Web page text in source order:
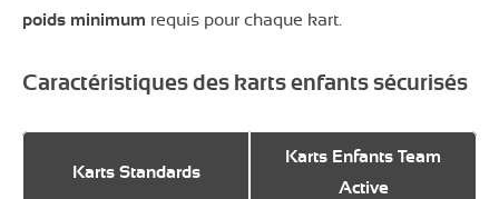
poids minimum requis pour chaque kart.
Caractéristiques des karts enfants sécurisés
Karts Standards
Karts Enfants Team
Active